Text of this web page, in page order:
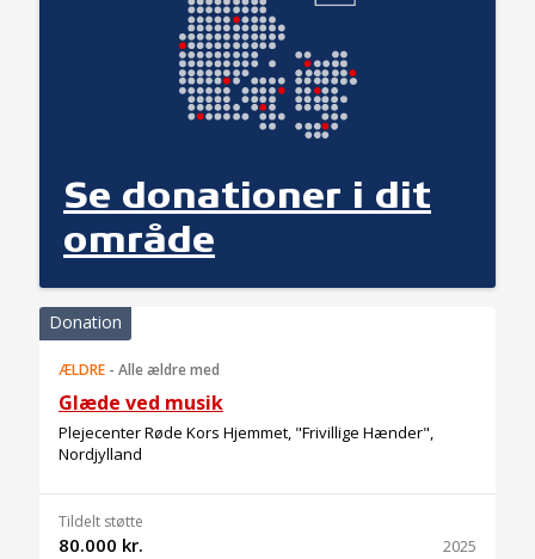
Se donationer i dit
område
Donation
ÆLDRE - Alle ældre med
Glæde ved musik
Plejecenter Røde Kors Hjemmet, "Frivillige Hænder",
Nordjylland
Tildelt støtte
80.000 kr. 2025